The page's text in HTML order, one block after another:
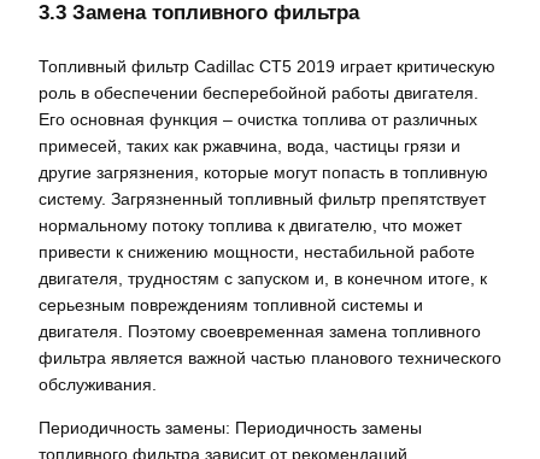
3.3 Замена топливного фильтра
Топливный фильтр Cadillac CT5 2019 играет критическую
роль в обеспечении бесперебойной работы двигателя.
Его основная функция – очистка топлива от различных
примесей, таких как ржавчина, вода, частицы грязи и
другие загрязнения, которые могут попасть в топливную
систему. Загрязненный топливный фильтр препятствует
нормальному потоку топлива к двигателю, что может
привести к снижению мощности, нестабильной работе
двигателя, трудностям с запуском и, в конечном итоге, к
серьезным повреждениям топливной системы и
двигателя. Поэтому своевременная замена топливного
фильтра является важной частью планового технического
обслуживания.
Периодичность замены: Периодичность замены
топливного фильтра зависит от рекомендаций